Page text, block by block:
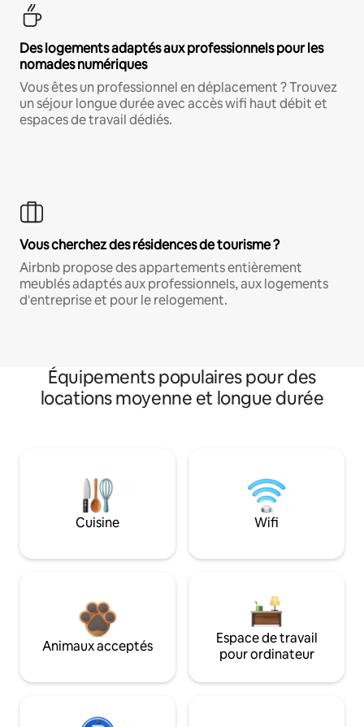
Des logements adaptés aux professionnels pour les
nomades numériques
Vous êtes un professionnel en déplacement ? Trouvez
un séjour longue durée avec accès wifi haut débit et
espaces de travail dédiés.
Vous cherchez des résidences de tourisme ?
Airbnb propose des appartements entièrement
meublés adaptés aux professionnels, aux logements
d'entreprise et pour le relogement.
Équipements populaires pour des
locations moyenne et longue durée
Cuisine Wifi
Animaux acceptés
Espace de travail
pour ordinateur